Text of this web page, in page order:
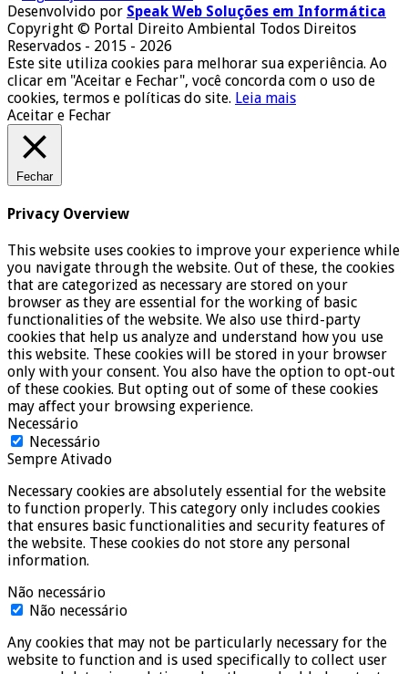
Desenvolvido por Speak Web Soluções em Informática
Copyright © Portal Direito Ambiental Todos Direitos
Reservados - 2015 - 2026
Este site utiliza cookies para melhorar sua experiência. Ao
clicar em "Aceitar e Fechar", você concorda com o uso de
cookies, termos e políticas do site. Leia mais
Aceitar e Fechar
Fechar
Privacy Overview
This website uses cookies to improve your experience while
you navigate through the website. Out of these, the cookies
that are categorized as necessary are stored on your
browser as they are essential for the working of basic
functionalities of the website. We also use third-party
cookies that help us analyze and understand how you use
this website. These cookies will be stored in your browser
only with your consent. You also have the option to opt-out
of these cookies. But opting out of some of these cookies
may affect your browsing experience.
Necessário
Necessário
Sempre Ativado
Necessary cookies are absolutely essential for the website
to function properly. This category only includes cookies
that ensures basic functionalities and security features of
the website. These cookies do not store any personal
information.
Não necessário
Não necessário
Any cookies that may not be particularly necessary for the
website to function and is used specifically to collect user